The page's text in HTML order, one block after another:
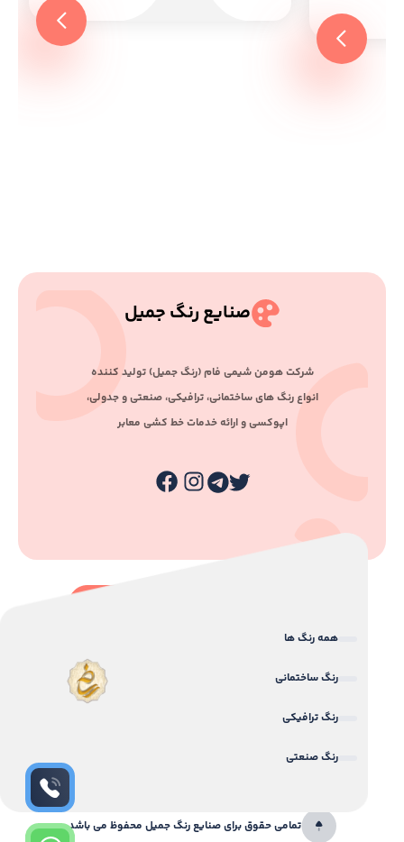
صنایع رنگ جمیل
ﺷﺮﮐﺖ ﻫﻮﻣﻦ ﺷﯿﻤﯽ ﻓﺎم (رﻧﮓ ﺟﻤﯿﻞ) ﺗﻮﻟﯿﺪ ﮐﻨﻨﺪه
اﻧﻮاع رﻧﮓ ﻫﺎی ﺳﺎﺧﺘﻤﺎﻧﯽ، ﺗﺮاﻓﯿﮑﯽ، ﺻﻨﻌﺘﯽ و ﺟﺪوﻟﯽ،
اﭘﻮﮐﺴﯽ و اراﺋﻪ ﺧﺪﻣﺎت ﺧﻂ ﮐﺸﯽ ﻣﻌﺎﺑﺮ
همه رنگ ها
رنگ ساختمانی
رنگ ترافیکی
رنگ صنعتی
تمامی حقوق برای صنایع رنگ جمیل محفوظ می باشد